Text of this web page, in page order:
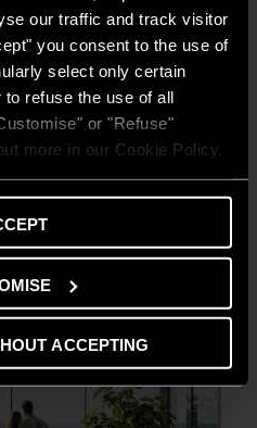
our traffic and track visitor
you consent to the use of
select only certain
refuse the use of all
or "Refuse"
more in our Cookie Policy.
ACCEPTING
condizionatore?